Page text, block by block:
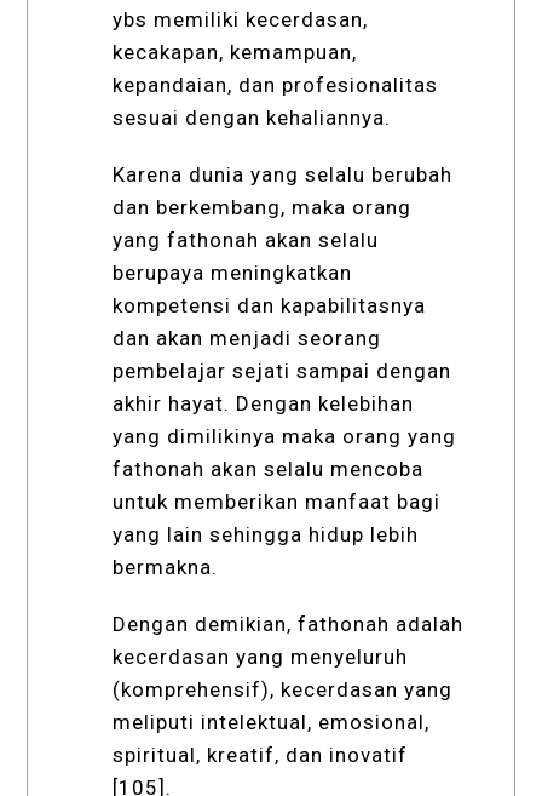
ybs memiliki kecerdasan,
kecakapan, kemampuan,
kepandaian, dan profesionalitas
sesuai dengan kehaliannya.
Karena dunia yang selalu berubah
dan berkembang, maka orang
yang fathonah akan selalu
berupaya meningkatkan
kompetensi dan kapabilitasnya
dan akan menjadi seorang
pembelajar sejati sampai dengan
akhir hayat. Dengan kelebihan
yang dimilikinya maka orang yang
fathonah akan selalu mencoba
untuk memberikan manfaat bagi
yang lain sehingga hidup lebih
bermakna.
Dengan demikian, fathonah adalah
kecerdasan yang menyeluruh
(komprehensif), kecerdasan yang
meliputi intelektual, emosional,
spiritual, kreatif, dan inovatif
[105].